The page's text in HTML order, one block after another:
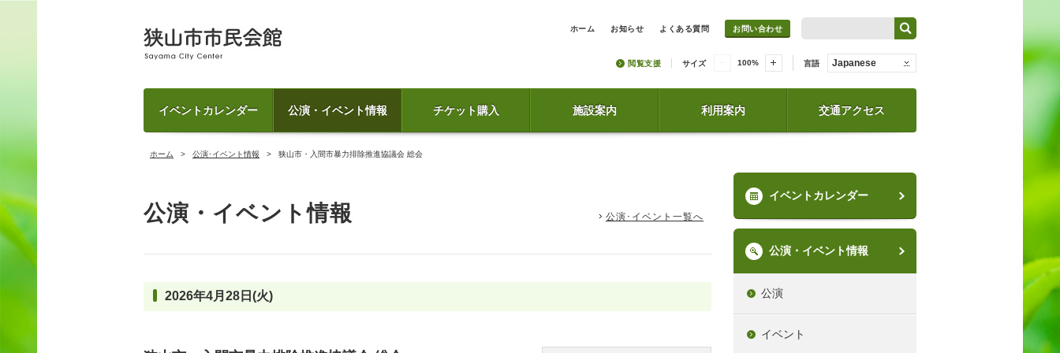
ホーム お知らせ よくある質問 お問い合わせ
閲覧支援 サイズ 100% 言語 Japanese
イベントカレンダー 公演・イベント情報 チケット購入 施設案内 利用案内 交通アクセス
ホーム 公演･イベント情報 狭山市・入間市暴力排除推進協議会 総会
公演・イベント情報 公演･イベント一覧へ
2026年4月28日(火)
イベントカレンダー
公演・イベント情報
公演
イベント